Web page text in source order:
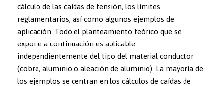
cálculo de las caídas de tensión, los límites
reglamentarios, así como algunos ejemplos de
aplicación. Todo el planteamiento teórico que se
expone a continuación es aplicable
independientemente del tipo del material conductor
(cobre, aluminio o aleación de aluminio). La mayoría de
los ejemplos se centran en los cálculos de caídas de